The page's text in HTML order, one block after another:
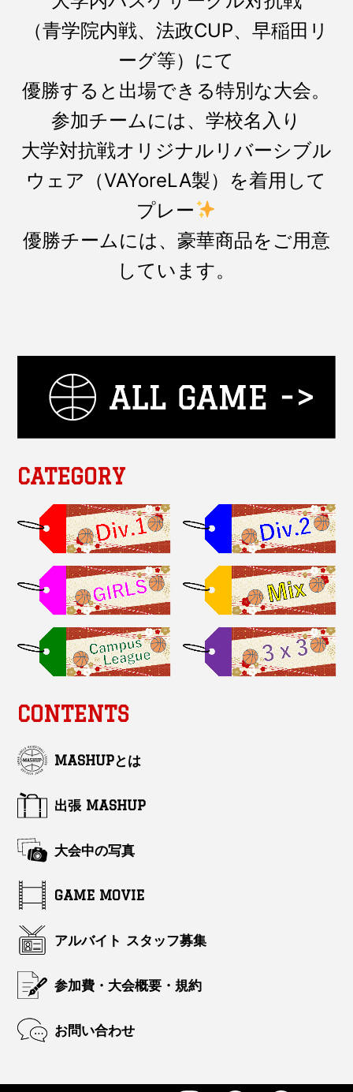
（青学院内戦、法政CUP、早稲田リ
ーグ等）にて
優勝すると出場できる特別な大会。
参加チームには、学校名入り
大学対抗戦オリジナルリバーシブル
ウェア（VAYoreLA製）を着用して
プレー
優勝チームには、豪華商品をご用意
しています。
CATEGORY
CONTENTS
MASHUPとは
出張 MASHUP
大会中の写真
GAME MOVIE
アルバイト スタッフ募集
参加費・大会概要・規約
お問い合わせ